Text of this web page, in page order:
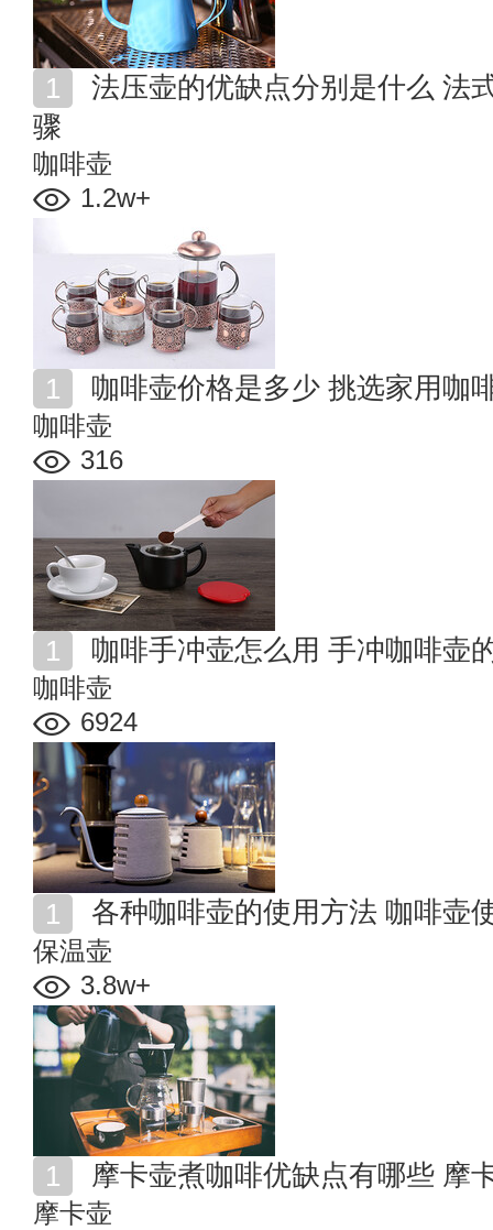
骤
咖啡壶
1.2w+
咖啡壶价格是多少 挑选家用咖
咖啡壶
316
咖啡手冲壶怎么用 手冲咖啡壶
咖啡壶
6924
各种咖啡壶的使用方法 咖啡壶
保温壶
3.8w+
摩卡壶煮咖啡优缺点有哪些 摩
摩卡壶